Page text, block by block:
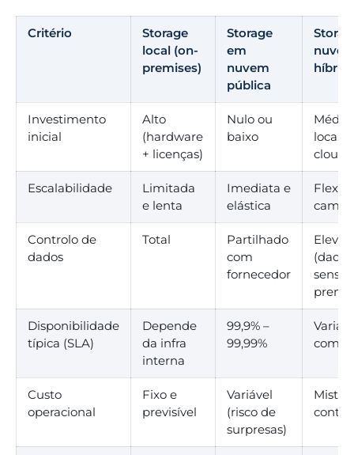
Critério
Storage
local (on-
premises)
Storage
em
nuvem
pública
Investimento
inicial
Alto
(hardware
+ licenças)
Nulo ou
baixo
Médio
local +
cloud)
Escalabilidade
Limitada
e lenta
Imediata e
elástica
Controlo de
dados
Total
Partilhado
com
fornecedor
(dados
prem)
Disponibilidade
típica (SLA)
Depende
da infra
interna
99,9% –
99,99%
Custo
operacional
Fixo e
previsível
Variável
(risco de
surpresas)
Misto